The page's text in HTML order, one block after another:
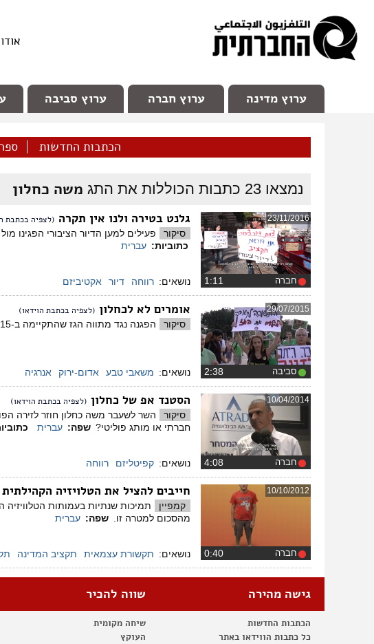
ערוץ מדינה ערוץ חברה ערוץ סביבה
הכתבות החדשות
נמצאו 23 כתבות הכוללות את התג משה כחלון
23/11/2016
חברה
גלנט בטירה ולנו אין תקרה (לצפיה בכתבת
סיקור פעילים למען הדיור הציבורי הפגינו
כתוביות: עברית
נושאים: רווחה דיור אקטיביזם
29/07/2015
סביבה
אומרים לא לכחלון (לצפיה בכתבת הוידאו)
סיקור הפגנה נגד מתווה הגז שהתקיימה ב-25.7.2015 בתל אביב
נושאים: משאבי טבע אדום-ירוק אנרגיה
10/04/2014
חברה
הסטנד אפ של כחלון (לצפיה בכתבת הוידאו)
סיקור
השר לשעבר משה כחלון חוזר לזירה
חברתי או מותג פוליטי? שפה: עברית
נושאים: קפיטליזם רווחה
10/10/2012
חברה
חייבים להציל את הטלויזיה הקהילתית
קמפיין
מהסכום למטרה זו.
שפה: עברית
נושאים: תקשורת עצמאית תקציב המדינה
גישה מהירה
הכתבות החדשות
כל כתבות הווידאו באתר
שווה להכיר
שיחה מקומית
העוקץ